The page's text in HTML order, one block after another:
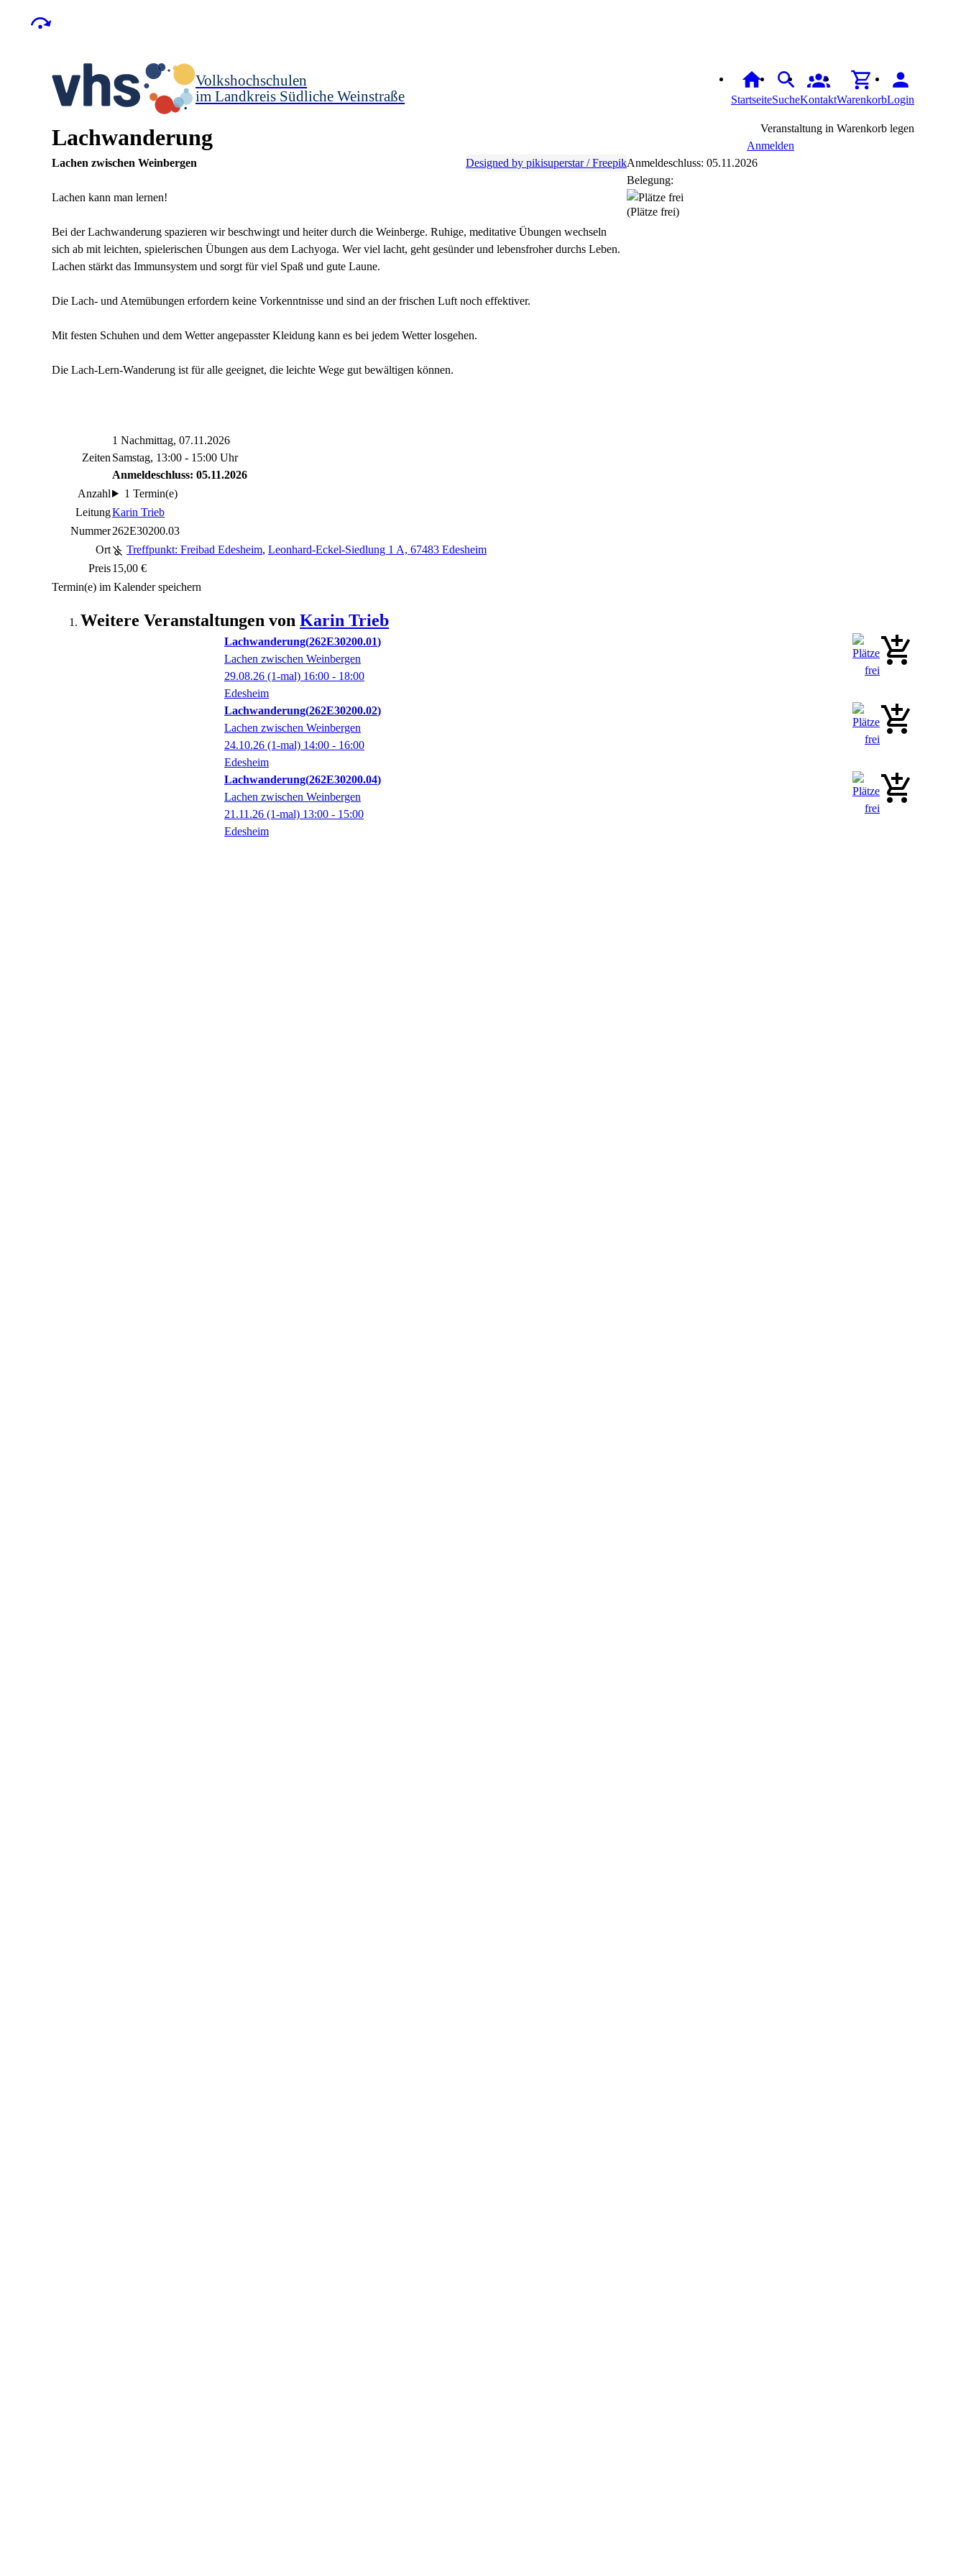
Volkshochschulen
im Landkreis Südliche Weinstraße
StartseiteSucheKontaktWarenkorbLogin
Lachwanderung
Designed by pikisuperstar / Freepik
Lachen zwischen Weinbergen
Lachen kann man lernen!
Bei der Lachwanderung spazieren wir beschwingt und heiter durch die Weinberge. Ruhige, meditative Übungen wechseln
sich ab mit leichten, spielerischen Übungen aus dem Lachyoga. Wer viel lacht, geht gesünder und lebensfroher durchs Leben.
Lachen stärkt das Immunsystem und sorgt für viel Spaß und gute Laune.
Die Lach- und Atemübungen erfordern keine Vorkenntnisse und sind an der frischen Luft noch effektiver.
Mit festen Schuhen und dem Wetter angepasster Kleidung kann es bei jedem Wetter losgehen.
Die Lach-Lern-Wanderung ist für alle geeignet, die leichte Wege gut bewältigen können.
Zeiten
1 Nachmittag, 07.11.2026
Samstag, 13:00 - 15:00 Uhr
Anmeldeschluss: 05.11.2026
Anzahl
1 Termin(e)
LeitungKarin Trieb
Nummer262E30200.03
Ort
Treffpunkt: Freibad Edesheim, Leonhard-Eckel-Siedlung 1 A, 67483 Edesheim
Preis15,00 €
Veranstaltung in Warenkorb legen
Anmelden
Anmeldeschluss: 05.11.2026
Belegung:
(Plätze frei)
Termin(e) im Kalender speichern
Weitere Veranstaltungen von Karin Trieb
Lachwanderung 262E30200.01
Lachen zwischen Weinbergen
29.08.26 (1-mal) 16:00 - 18:00
Edesheim
Lachwanderung 262E30200.02
Lachen zwischen Weinbergen
24.10.26 (1-mal) 14:00 - 16:00
Edesheim
Lachwanderung 262E30200.04
Lachen zwischen Weinbergen
21.11.26 (1-mal) 13:00 - 15:00
Edesheim